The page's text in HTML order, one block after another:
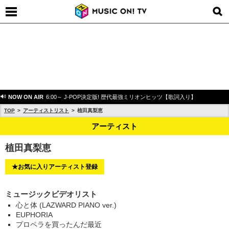
NOW ON AIR 6:00～ J-POP決定版! 歴代最強ミリオンヒッツ【歌詞入り】
TOP アーティストリスト 植田真梨恵
アーティスト
植田真梨恵
★お気に入りアーティスト登録
ミュージックビデオリスト
心と体 (LAZWARD PIANO ver.)
EUPHORIA
プロペラを買ったんだ最近